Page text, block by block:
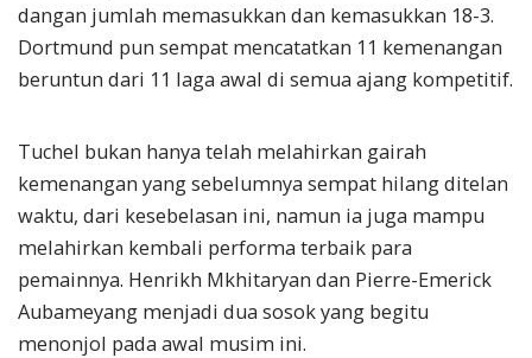
dangan jumlah memasukkan dan kemasukkan 18-3.
Dortmund pun sempat mencatatkan 11 kemenangan
beruntun dari 11 laga awal di semua ajang kompetitif.
Tuchel bukan hanya telah melahirkan gairah
kemenangan yang sebelumnya sempat hilang ditelan
waktu, dari kesebelasan ini, namun ia juga mampu
melahirkan kembali performa terbaik para
pemainnya. Henrikh Mkhitaryan dan Pierre-Emerick
Aubameyang menjadi dua sosok yang begitu
menonjol pada awal musim ini.